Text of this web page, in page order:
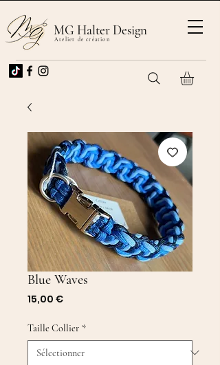
MG Halter Design
Atelier de création
Blue Waves
15,00 €Prix
Taille Collier *